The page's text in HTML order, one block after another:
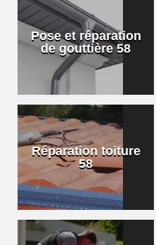
Pose et réparation
de gouttière 58
Réparation toiture
58